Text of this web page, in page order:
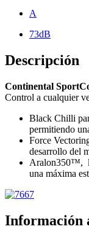
A
73dB
Descripción
Continental
Control a cualquier
Black Chilli
permitiendo
Force
desarrollo del
Aralon350™,
una máxima
Información